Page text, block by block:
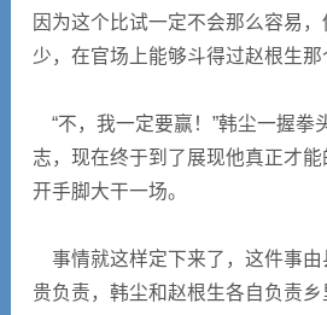
因为这个比试一定不会那么容易
少，在官场上能够斗得过赵根生那
“不，我一定要赢！”韩尘一握拳
志，现在终于到了展现他真正才
开手脚大干一场。
事情就这样定下来了，这件事由
贵负责，韩尘和赵根生各自负责乡